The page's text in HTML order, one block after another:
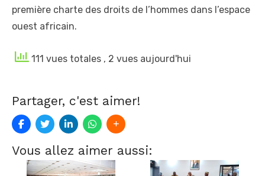
première charte des droits de l’hommes dans l’espace
ouest africain.
111 vues totales , 2 vues aujourd'hui
Partager, c'est aimer!
Vous allez aimer aussi: